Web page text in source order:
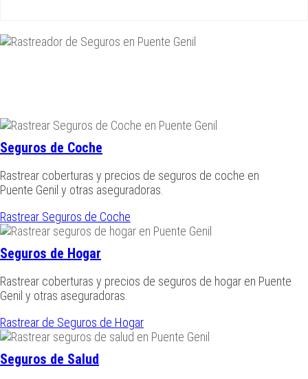
Seguros de Coche
Rastrear coberturas y precios de seguros de coche en
Puente Genil y otras aseguradoras.
Rastrear Seguros de Coche
Seguros de Hogar
Rastrear coberturas y precios de seguros de hogar en Puente
Genil y otras aseguradoras.
Rastrear de Seguros de Hogar
Seguros de Salud